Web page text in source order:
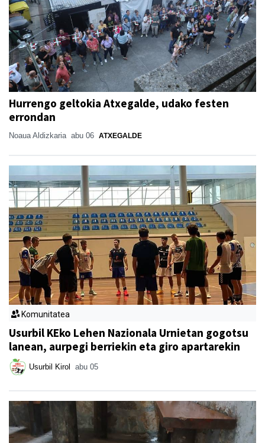
Hurrengo geltokia Atxegalde, udako festen
errondan
Noaua Aldizkaria abu 06 ATXEGALDE
Komunitatea
Usurbil KEko Lehen Nazionala Urnietan gogotsu
lanean, aurpegi berriekin eta giro apartarekin
Usurbil Kirol abu 05